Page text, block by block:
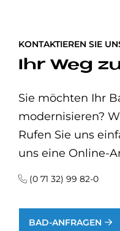
KONTAKTIEREN SIE
Ihr Weg
Sie möchten Ihr
modernisieren?
Rufen Sie uns
uns eine Online-
(0 71 32) 99 82-0
BAD-ANFRAGEN